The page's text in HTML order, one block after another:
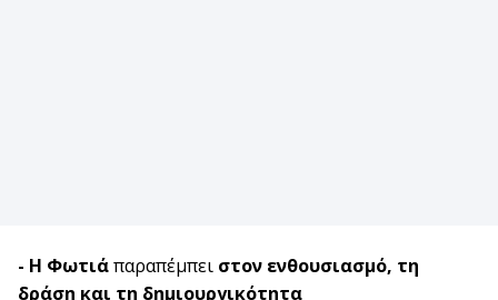
- Η Φωτιάπαραπέμπει στον ενθουσιασμό, τη
δράση και τη δημιουργικότητα